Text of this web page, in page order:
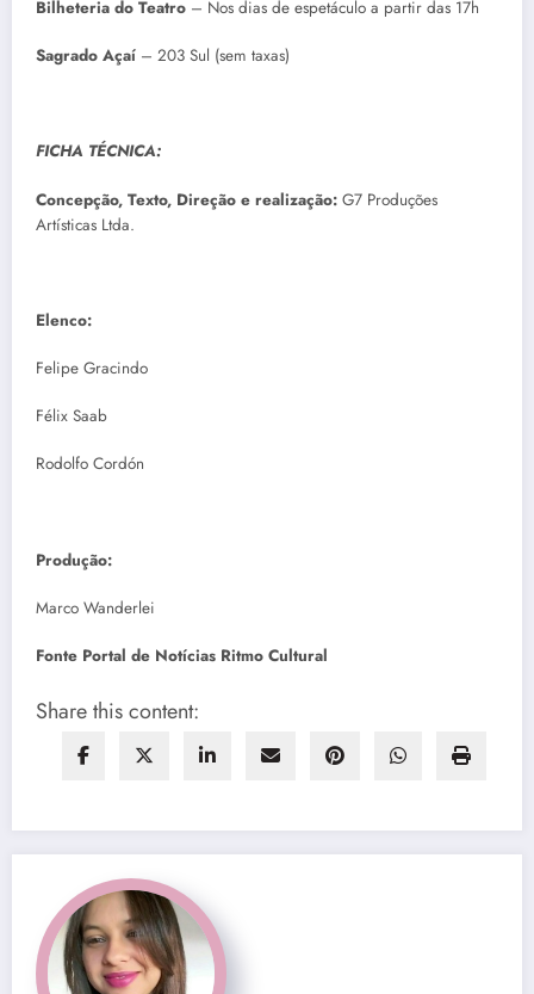
Bilheteria do Teatro – Nos dias de espetáculo a partir das 17h
Sagrado Açaí – 203 Sul (sem taxas)
FICHA TÉCNICA:
Concepção, Texto, Direção e realização: G7 Produções
Artísticas Ltda.
Elenco:
Felipe Gracindo
Félix Saab
Rodolfo Cordón
Produção:
Marco Wanderlei
Fonte Portal de Notícias Ritmo Cultural
Share this content: